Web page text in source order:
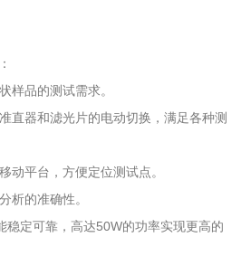
品的测试需求。
器和滤光片的电动切换，满足各种测
平台，方便定位测试点。
的准确性。
定可靠，高达50W的功率实现更高的